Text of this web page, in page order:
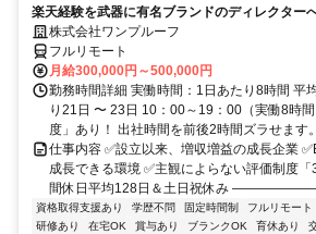
楽天経験を武器に有名ブランドのディレクター
株式会社ワンプルーフ
フルリモート
月給300,000円～500,000円
勤務時間詳細 実働時間：1日あたり8時間 平
り21日 〜 23日 10：00～19：00（実働8時
度」あり！ 出社時間を前後2時間ズラせます
仕事内容 ✅設立以来、増収増益の成長企業
成長できる環境 ✅主観によらない評価制度
間休日平均128日＆土日祝休み
資格取得支援あり 学歴不問 固定時間制 フルリモート
研修あり
在宅OK 賞与あり ブランクOK 育休あり